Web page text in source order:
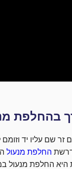
בהחלפת
שם עליו יד וזומם
החלפת מנעול
החלפת מנעול